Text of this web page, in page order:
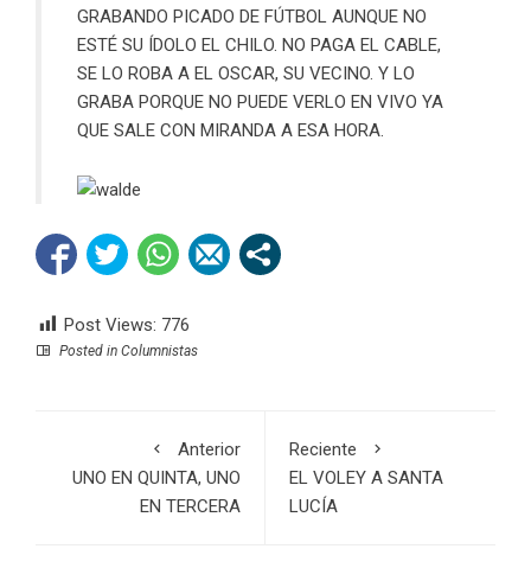
GRABANDO PICADO DE FÚTBOL AUNQUE NO
ESTÉ SU ÍDOLO EL CHILO. NO PAGA EL CABLE,
SE LO ROBA A EL OSCAR, SU VECINO. Y LO
GRABA PORQUE NO PUEDE VERLO EN VIVO YA
QUE SALE CON MIRANDA A ESA HORA.
Post Views: 776
Posted in Columnistas
Anterior
UNO EN QUINTA, UNO
EN TERCERA
Reciente
EL VOLEY A SANTA
LUCÍA